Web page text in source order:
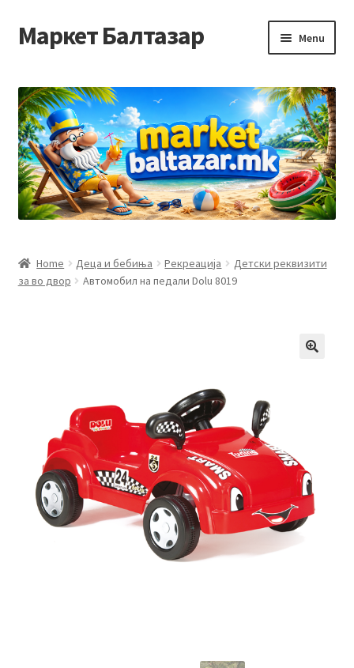
Skip
to
Skip
to
Маркет Балтазар Menu
Checkout
Homepage
Privacy Policy
Контакт
Мој профил
Рекламации и замена на производ
Сите производи
Home Деца и бебиња Рекреација
Детски реквизити
за во двор
Автомобил на педали Dolu 8019